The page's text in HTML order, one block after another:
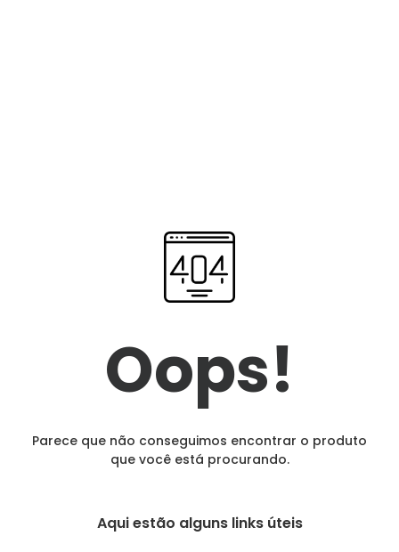
Oops!
Parece que não conseguimos encontrar o produto
que você está procurando.
Aqui estão alguns links úteis